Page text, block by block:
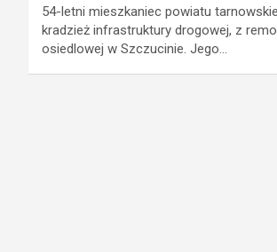
54-letni mieszkaniec powiatu
kradzież infrastruktury drogowej, z
osiedlowej w Szczucinie. Jego…